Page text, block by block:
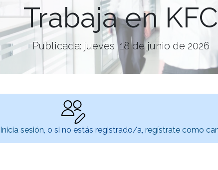
Trabaja en KFC
Publicada: jueves, 18 de junio de 2026
Inicia sesión , o si no estás registrado/a, regístrate como